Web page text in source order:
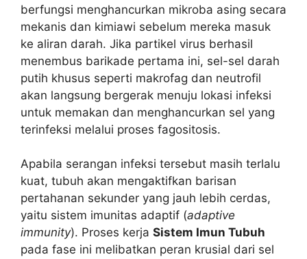
berfungsi menghancurkan mikroba asing secara
mekanis dan kimiawi sebelum mereka masuk
ke aliran darah. Jika partikel virus berhasil
menembus barikade pertama ini, sel-sel darah
putih khusus seperti makrofag dan neutrofil
akan langsung bergerak menuju lokasi infeksi
untuk memakan dan menghancurkan sel yang
terinfeksi melalui proses fagositosis.
Apabila serangan infeksi tersebut masih terlalu
kuat, tubuh akan mengaktifkan barisan
pertahanan sekunder yang jauh lebih cerdas,
yaitu sistem imunitas adaptif (adaptive
immunity). Proses kerja Sistem Imun Tubuh
pada fase ini melibatkan peran krusial dari sel